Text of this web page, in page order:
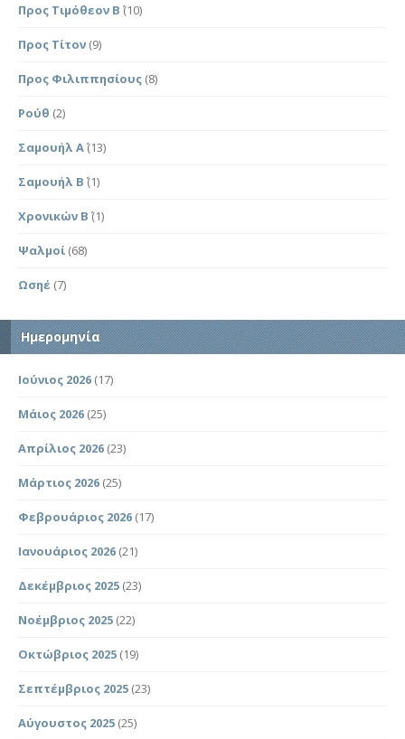
Προς Τιμόθεον Β΄ (10)
Προς Τίτον (9)
Προς Φιλιππησίους (8)
Ρούθ (2)
Σαμουήλ Α΄(13)
Σαμουήλ Β΄ (1)
Χρονικών Β΄ (1)
Ψαλμοί (68)
Ωσηέ (7)
Ημερομηνία
Ιούνιος 2026 (17)
Μάιος 2026 (25)
Απρίλιος 2026 (23)
Μάρτιος 2026 (25)
Φεβρουάριος 2026 (17)
Ιανουάριος 2026 (21)
Δεκέμβριος 2025 (23)
Νοέμβριος 2025 (22)
Οκτώβριος 2025 (19)
Σεπτέμβριος 2025 (23)
Αύγουστος 2025 (25)